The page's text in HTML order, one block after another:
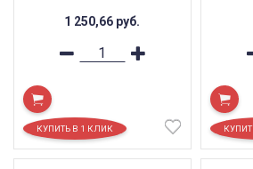
1 250,66 руб.